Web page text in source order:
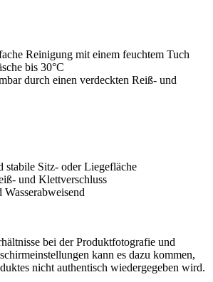
Reinigung mit einem feuchtem Tuch
bis 30°C
durch einen verdeckten Reiß- und
stabile Sitz- oder Liegefläche
und Klettverschluss
bei der Produktfotografie und
kann es dazu kommen,
nicht authentisch wiedergegeben wird.